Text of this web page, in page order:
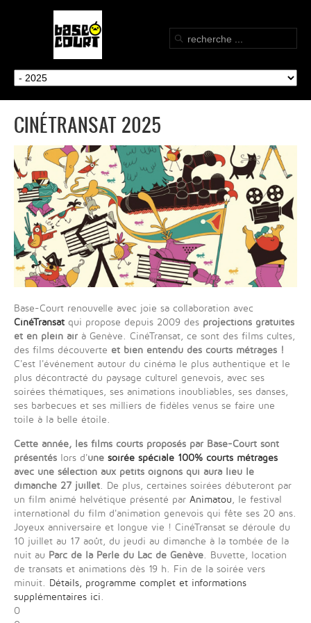
CINÉTRANSAT 2025
Base-Court renouvelle avec joie sa collaboration avec
CinéTransat qui propose depuis 2009 des projections gratuites
et en plein air à Genève. CinéTransat, ce sont des films cultes,
des films découverte et bien entendu des courts métrages !
C'est l'événement autour du cinéma le plus authentique et le
plus décontracté du paysage culturel genevois, avec ses
soirées thématiques, ses animations inoubliables, ses danses,
ses barbecues et ses milliers de fidèles venus se faire une
toile à la belle étoile.
Cette année, les films courts proposés par Base-Court sont
présentés lors d'une soirée spéciale 100% courts métrages
avec une sélection aux petits oignons qui aura lieu le
dimanche 27 juillet. De plus, certaines soirées débuteront par
un film animé helvétique présenté par Animatou , le festival
international du film d'animation genevois qui fête ses 20 ans.
Joyeux anniversaire et longue vie ! CinéTransat se déroule du
10 juillet au 17 août, du jeudi au dimanche à la tombée de la
nuit au Parc de la Perle du Lac de Genève. Buvette, location
de transats et animations dès 19 h. Fin de la soirée vers
minuit. Détails, programme complet et informations
supplémentaires ici.
0